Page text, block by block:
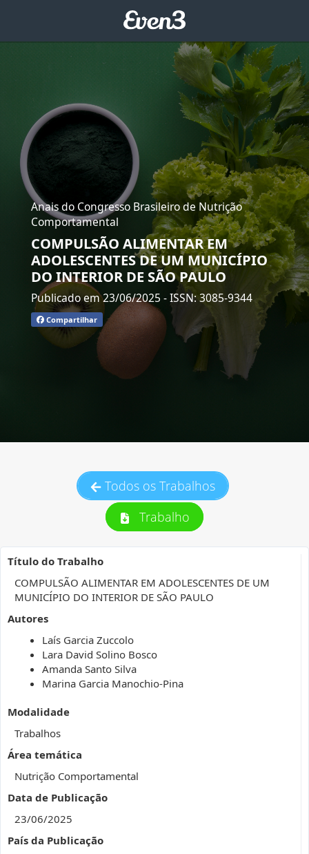
Anais do Congresso Brasileiro de Nutrição
Comportamental
COMPULSÃO ALIMENTAR EM
ADOLESCENTES DE UM MUNICÍPIO
DO INTERIOR DE SÃO PAULO
Publicado em 23/06/2025 - ISSN: 3085-9344
Compartilhar
Todos os Trabalhos
Trabalho
Título do Trabalho
COMPULSÃO ALIMENTAR EM ADOLESCENTES DE UM
MUNICÍPIO DO INTERIOR DE SÃO PAULO
Autores
Laís Garcia Zuccolo
Lara David Solino Bosco
Amanda Santo Silva
Marina Garcia Manochio-Pina
Modalidade
Trabalhos
Área temática
Nutrição Comportamental
Data de Publicação
23/06/2025
País da Publicação